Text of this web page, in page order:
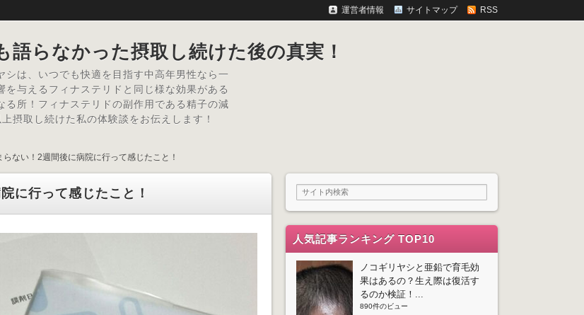
運営者情報 サイトマップ RSS
らなかった摂取し続けた後の真実！
は、いつでも快適を目指す中高年男性なら一
与えるフィナステリドと同じ様な効果がある
所！フィナステリドの副作用である精子の減
摂取し続けた私の体験談をお伝えします！
ない！2週間後に病院に行って感じたこと！
に行って感じたこと！
人気記事ランキング TOP10
ノコギリヤシと亜鉛で育毛効
果はあるの？生え際は復活す
るのか検証！...
890件のビュー